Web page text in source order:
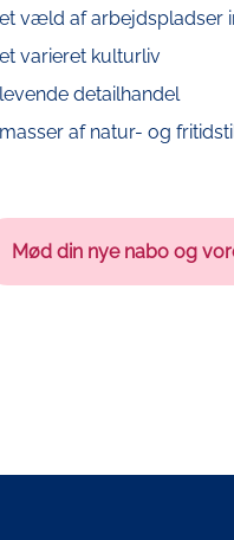
et væld af arbejdspladser
et varieret kulturliv
levende detailhandel
masser af natur- og
Mød din nye nabo og